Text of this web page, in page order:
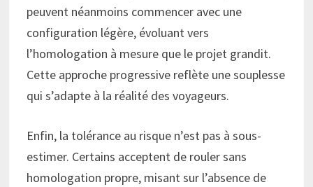
peuvent néanmoins commencer avec une
configuration légère, évoluant vers
l’homologation à mesure que le projet grandit.
Cette approche progressive reflète une souplesse
qui s’adapte à la réalité des voyageurs.
Enfin, la tolérance au risque n’est pas à sous-
estimer. Certains acceptent de rouler sans
homologation propre, misant sur l’absence de